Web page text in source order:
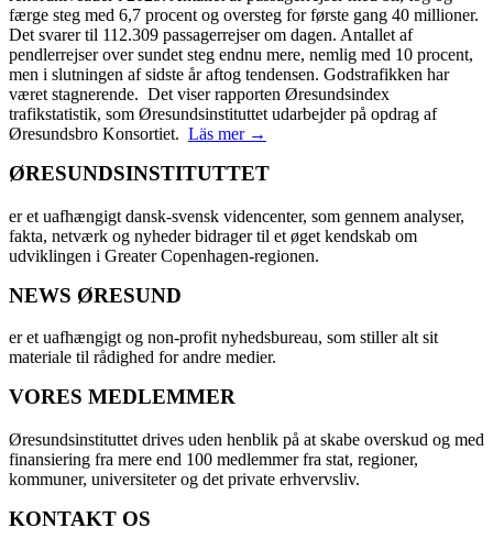
færge steg med 6,7 procent og oversteg for første gang 40 millioner.
Det svarer til 112.309 passagerrejser om dagen. Antallet af
pendlerrejser over sundet steg endnu mere, nemlig med 10 procent,
men i slutningen af sidste år aftog tendensen. Godstrafikken har
været stagnerende. Det viser rapporten Øresundsindex
trafikstatistik, som Øresundsinstituttet udarbejder på opdrag af
Øresundsbro Konsortiet. Läs mer →
ØRESUNDSINSTITUTTET
er et uafhængigt dansk-svensk videncenter, som gennem analyser,
fakta, netværk og nyheder bidrager til et øget kendskab om
udviklingen i Greater Copenhagen-regionen.
NEWS ØRESUND
er et uafhængigt og non-profit nyhedsbureau, som stiller alt sit
materiale til rådighed for andre medier.
VORES MEDLEMMER
Øresundsinstituttet drives uden henblik på at skabe overskud og med
finansiering fra mere end 100 medlemmer fra stat, regioner,
kommuner, universiteter og det private erhvervsliv.
KONTAKT OS